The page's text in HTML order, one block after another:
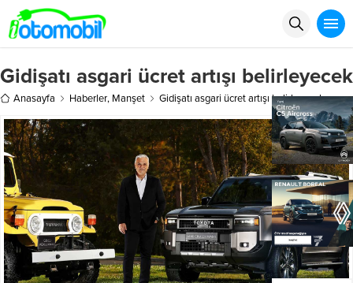
Gidişatı asgari ücret artışı belirleyecek
Anasayfa Haberler, Manşet Gidişatı asgari ücret artışı belirleyecek